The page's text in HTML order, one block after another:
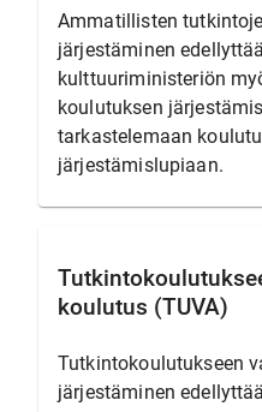
Ammatillisten
järjestäminen
kulttuuriministeriön
koulutuksen
tarkastelemaan
järjestämislupiaan.
koulutus (TUVA)
Tutkintokoulutukseen
järjestäminen